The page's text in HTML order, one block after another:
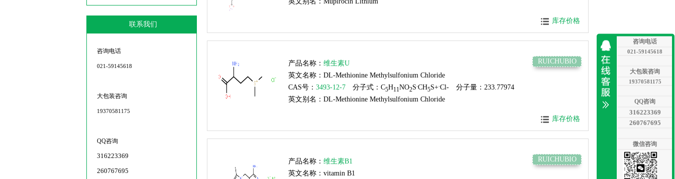
联系我们
咨询电话
021-59145618
大包装咨询
19370581175
QQ咨询
316223369
260767695
库存价格
产品名称： 维生素U
RUICHUBIO
英文名称： DL-Methionine Methylsulfonium Chloride
CAS号： 3493-12-7 分子式：C5H11NO2S.CH5S+.Cl-
分子量：233.77974
英文别名： DL-Methionine Methylsulfonium Chloride
库存价格
产品名称： 维生素B1
RUICHUBIO
英文名称： vitamin B1
咨询电话
021-59145618
大包装咨询
19370581175
QQ咨询
316223369
260767695
微信咨询